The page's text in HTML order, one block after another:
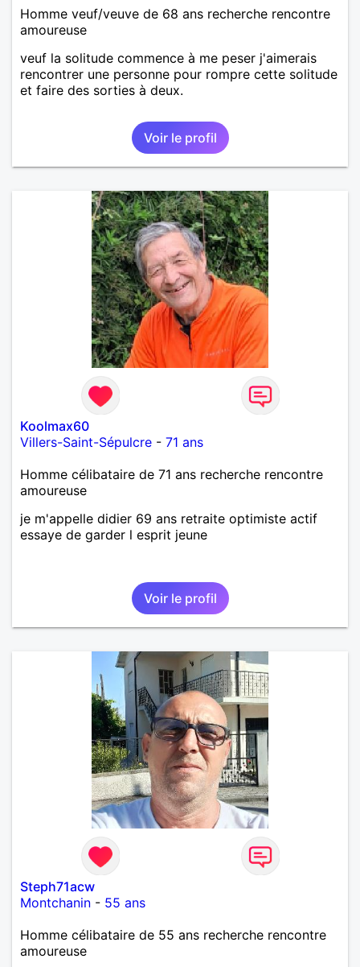
Homme veuf/veuve de 68 ans recherche rencontre
amoureuse
veuf la solitude commence à me peser j'aimerais
rencontrer une personne pour rompre cette solitude
et faire des sorties à deux.
Voir le profil
Koolmax60
Villers-Saint-Sépulcre - 71 ans
Homme célibataire de 71 ans recherche rencontre
amoureuse
je m'appelle didier 69 ans retraite optimiste actif
essaye de garder l esprit jeune
Voir le profil
Steph71acw
Montchanin - 55 ans
Homme célibataire de 55 ans recherche rencontre
amoureuse